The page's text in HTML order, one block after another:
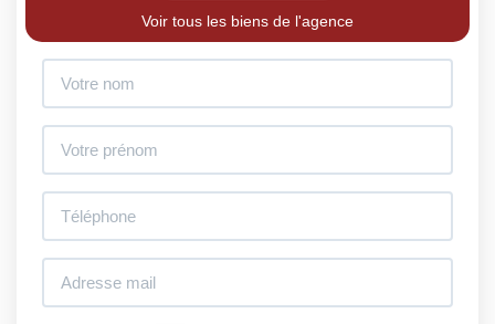
Voir tous les biens de l'agence